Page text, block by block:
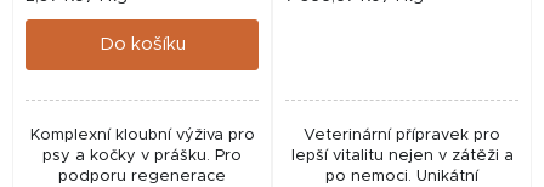
cena:
Do košíku
Komplexní kloubní výživa pro
psy a kočky v prášku. Pro
podporu regenerace
Veterinární přípravek pro
lepší vitalitu nejen v zátěži a
po nemoci. Unikátní